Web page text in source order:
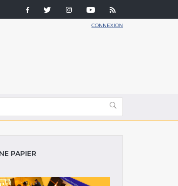
CONNEXION
PAPIER